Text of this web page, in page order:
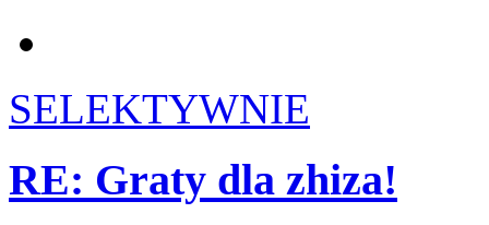
SELEKTYWNIE
RE: Graty dla zhiza!